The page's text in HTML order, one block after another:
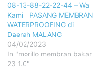
08-13-88-22-22-44 – Wa
Kami | PASANG MEMBRAN
WATERPROOFING di
Daerah MALANG
04/02/2023
In "morillo membran bakar
23 1.0"